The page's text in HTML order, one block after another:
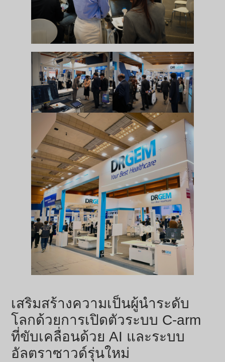
เสริมสร้างความเป็นผู้นำระดับ
โลกด้วยการเปิดตัวระบบ C-arm
ที่ขับเคลื่อนด้วย AI และระบบ
อัลตราซาวด์รุ่นใหม่